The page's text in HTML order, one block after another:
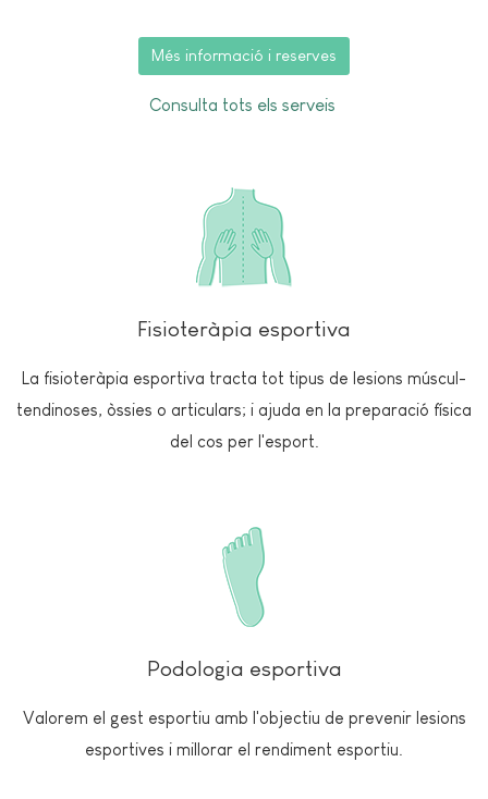
Més informació i reserves
Consulta tots els serveis
Fisioteràpia esportiva
La fisioteràpia esportiva tracta tot tipus de lesions múscul-
tendinoses, òssies o articulars; i ajuda en la preparació física
del cos per l'esport.
Podologia esportiva
Valorem el gest esportiu amb l'objectiu de prevenir lesions
esportives i millorar el rendiment esportiu.